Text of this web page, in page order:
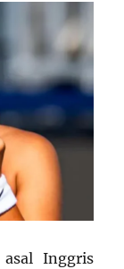
asal Inggris